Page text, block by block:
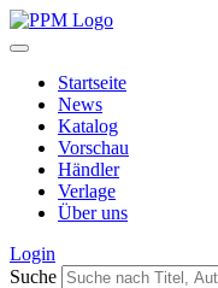
Startseite
News
Katalog
Vorschau
Händler
Verlage
Über uns
Login
Suche